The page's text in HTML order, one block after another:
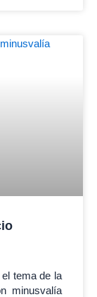
tema de la
minusvalía